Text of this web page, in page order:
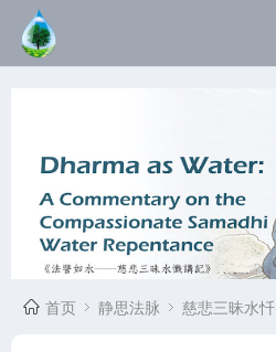
首页 静思法脉 慈悲三昧水